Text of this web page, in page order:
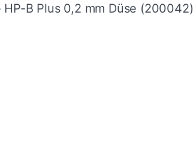
B Plus 0,2 mm Düse (200042)